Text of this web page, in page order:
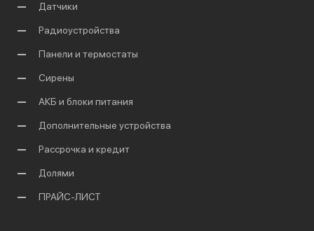
Датчики
Радиоустройства
Панели и термостаты
Сирены
АКБ и блоки питания
Дополнительные устройства
Рассрочка и кредит
Долями
ПРАЙС-ЛИСТ